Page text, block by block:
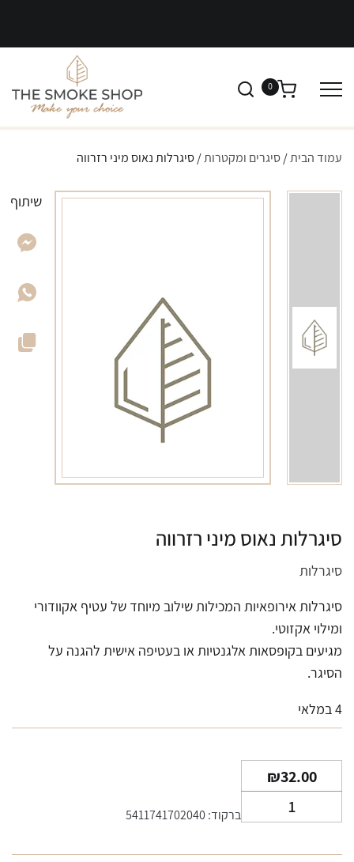
0
עמוד הבית/סיגרים ומקטרות/ סיגרלות נאוס מיני רזרווה
סיגרלות נאוס מיני רזרווה
סיגרלות
סיגרלות אירופאיות המכילות שילוב מיוחד של עטיף אקוודורי
ומילוי אקזוטי.
מגיעים בקופסאות אלגנטיות או בעטיפה אישית להגנה על
הסיגר.
4 במלאי
₪32.00
של
ברקוד: 5411741702040
שיתוף